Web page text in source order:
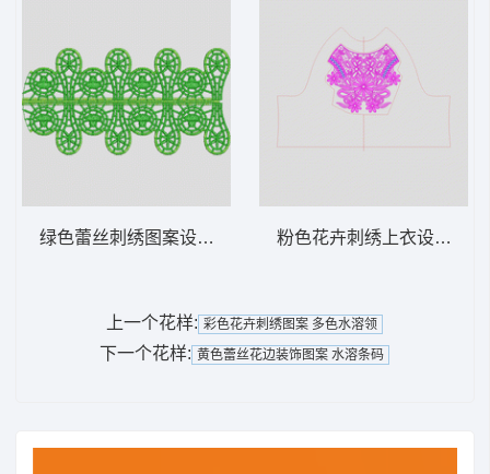
绿色蕾丝刺绣图案设计 水溶条码粉色花卉刺绣上衣设计图
上一个花样: 彩色花卉刺绣图案 多色水溶领
下一个花样: 黄色蕾丝花边装饰图案 水溶条码